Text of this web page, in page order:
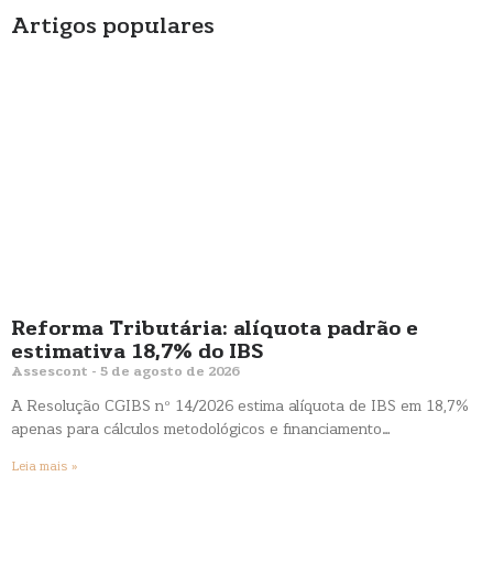
Artigos populares
Reforma Tributária: alíquota padrão e
estimativa 18,7% do IBS
Assescont 5 de agosto de 2026
A Resolução CGIBS nº 14/2026 estima alíquota de IBS em 18,7%
apenas para cálculos metodológicos e financiamento…
Leia mais »